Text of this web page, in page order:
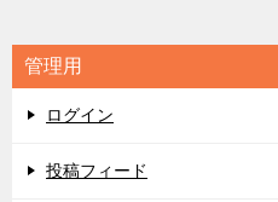
リ
ー
管理用
ログイン
投稿フィード